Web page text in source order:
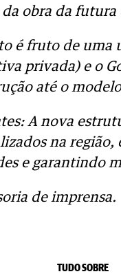
obra da futura
é fruto de uma
privada) e o
até o
A nova
na
e garantindo
de imprensa.
TUDO SOBRE